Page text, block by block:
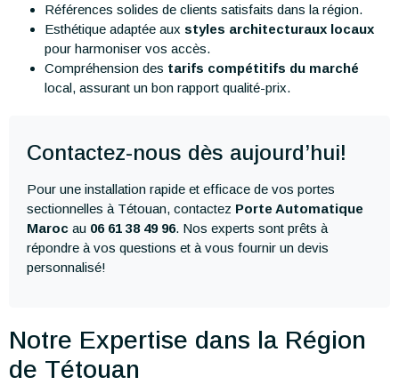
Références solides de clients satisfaits dans la région.
Esthétique adaptée aux styles architecturaux locaux
pour harmoniser vos accès.
Compréhension des tarifs compétitifs du marché
local, assurant un bon rapport qualité-prix.
Contactez-nous dès aujourd’hui!
Pour une installation rapide et efficace de vos portes
sectionnelles à Tétouan, contactez Porte Automatique
Maroc au 06 61 38 49 96. Nos experts sont prêts à
répondre à vos questions et à vous fournir un devis
personnalisé!
Notre Expertise dans la Région
de Tétouan